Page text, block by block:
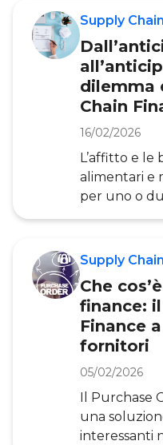
innovativo
Factoring,
spunto dalle
Factoring,
evoluzione.
attenzione
verso queste
Supply
dilemma
Chain
16/02/2026
L’affitto e le
alimentari e
per uno o
dati Istat, il
dato cresce
di
di
cambiano e
fisso, che
l’ereditiera,
m
Supply
Che
finance:
Finance
fornitori
05/02/2026
Il Purchase
una
interessanti